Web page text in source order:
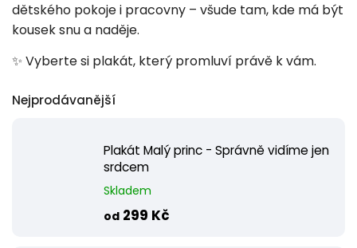
dětského pokoje i pracovny – všude tam, kde má být
kousek snu a naděje.
✨ Vyberte si plakát, který promluví právě k vám.
Nejprodávanější
Plakát Malý princ - Správně vidíme jen
srdcem
Skladem
od 299 Kč